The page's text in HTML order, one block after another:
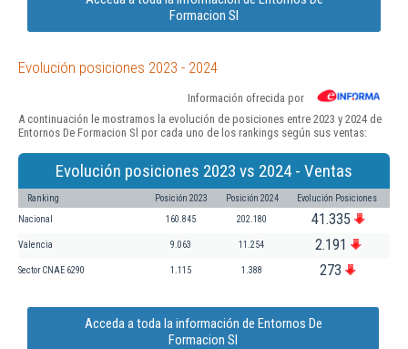
Formacion Sl
Evolución posiciones 2023 - 2024
Información ofrecida por
A continuación le mostramos la evolución de posiciones entre 2023 y 2024 de
Entornos De Formacion Sl por cada uno de los rankings según sus ventas:
Evolución posiciones 2023 vs 2024 - Ventas
Ranking Posición 2023 Posición 2024 Evolución Posiciones
Nacional 160.845 202.180 41.335
Valencia 9.063 11.254 2.191
Sector CNAE 6290 1.115 1.388 273
Acceda a toda la información de Entornos De
Formacion Sl